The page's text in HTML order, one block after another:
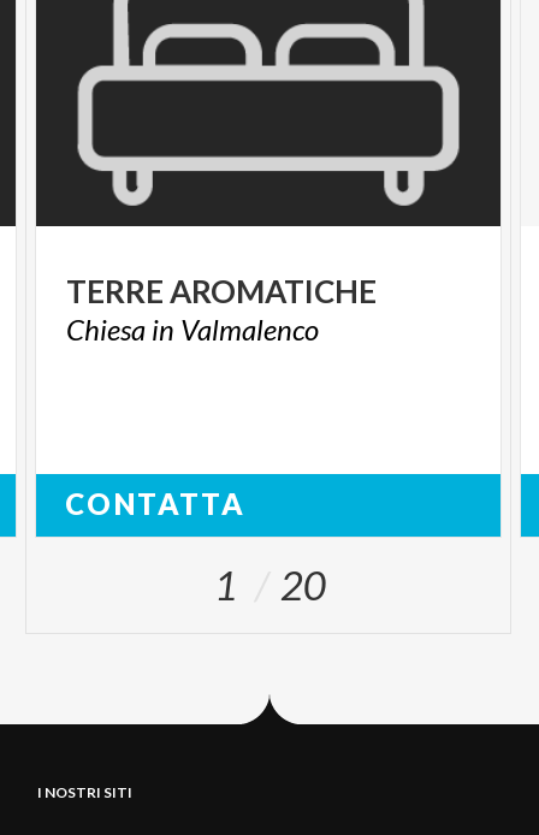
TERREAROMATICHE
Chiesa in Valmalenco
CONTATTA
1 20
I NOSTRI SITI